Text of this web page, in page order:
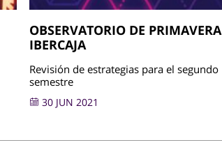
OBSERVATORIO DE PRIMAVERA
IBERCAJA
Revisión de estrategias para el segundo
semestre
30 JUN 2021